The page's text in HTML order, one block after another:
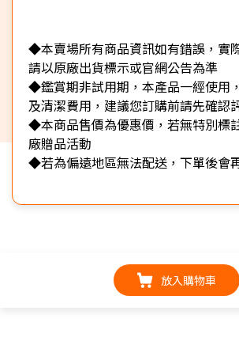
◆本賣場所有商品資訊如有錯誤，實
請以原廠出貨標示或官網公告為準
◆鑑賞期非試用期，本產品一經使用
及清潔費用，建議您訂購前請先確認
◆本商品售價為優惠價，若無特別標
廠贈品活動
◆若為偏遠地區無法配送，下單後會
放入購物車